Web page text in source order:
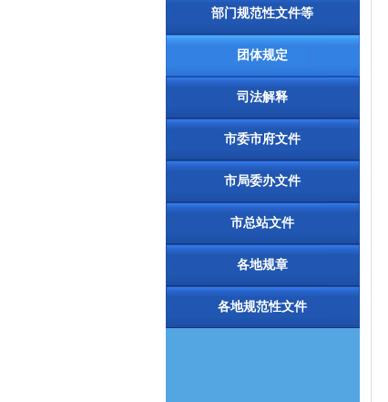
部门规范性文件等
团体规定
司法解释
市委市府文件
市局委办文件
市总站文件
各地规章
各地规范性文件